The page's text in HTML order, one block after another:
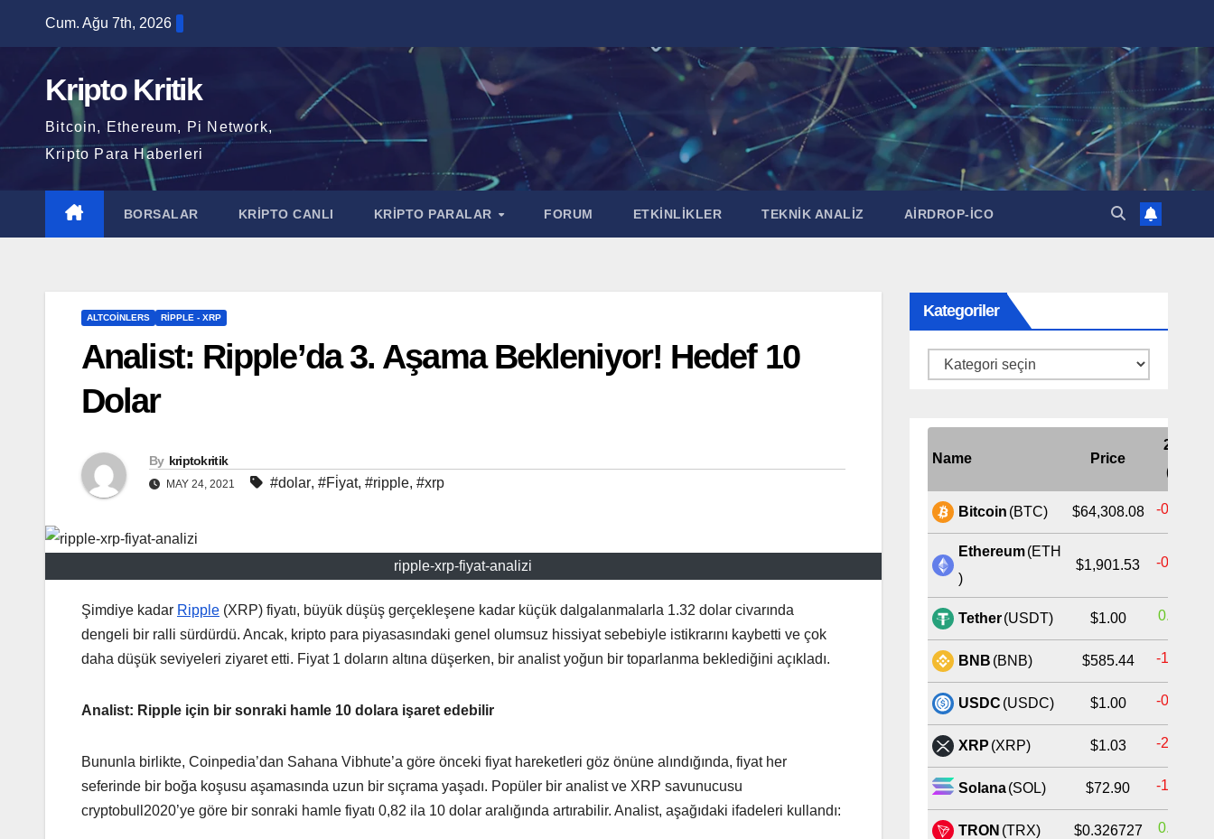
content
Cum. Ağu 7th, 2026
Kripto Kritik
Bitcoin, Ethereum, Pi Network,
Kripto Para Haberleri
BORSALAR KRİPTO CANLI KRİPTO PARALAR FORUM ETKİNLİKLER TEKNİK ANALİZ AİRDROP-İCO
ALTCOINLERS RIPPLE - XRP
Analist: Ripple’da 3. Aşama Bekleniyor! Hedef 10
Dolar
By kriptokritik
MAY 24, 2021 #dolar, #Fi̇yat, #ripple, #xrp
ripple-xrp-fiyat-analizi
Şimdiye kadar Ripple (XRP) fiyatı, büyük düşüş gerçekleşene kadar küçük dalgalanmalarla 1.32 dolar civarında
dengeli bir ralli sürdürdü. Ancak, kripto para piyasasındaki genel olumsuz hissiyat sebebiyle istikrarını kaybetti ve çok
daha düşük seviyeleri ziyaret etti. Fiyat 1 doların altına düşerken, bir analist yoğun bir toparlanma beklediğini açıkladı.
Analist: Ripple için bir sonraki hamle 10 dolara işaret edebilir
Bununla birlikte, Coinpedia’dan Sahana Vibhute’a göre önceki fiyat hareketleri göz önüne alındığında, fiyat her
seferinde bir boğa koşusu aşamasında uzun bir sıçrama yaşadı. Popüler bir analist ve XRP savunucusu
cryptobull2020’ye göre bir sonraki hamle fiyatı 0,82 ila 10 dolar aralığında artırabilir. Analist, aşağıdaki ifadeleri kullandı:
Kategoriler
Kategoriler
Name Price
24H
(%)
Bitcoin (BTC) $64,308.08 -0.81%
Ethereum (ETH
)
$1,901.53 -0.54%
Tether (USDT) $1.00 0.03%
BNB (BNB) $585.44 -1.55%
USDC (USDC) $1.00 -0.01%
XRP (XRP) $1.03 -2.59%
Solana (SOL) $72.90 -1.32%
TRON (TRX) $0.326727 0.04%